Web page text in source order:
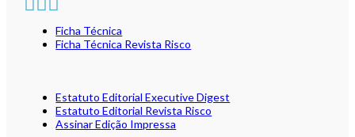
Ficha Técnica
Ficha Técnica Revista Risco
Estatuto Editorial Executive Digest
Estatuto Editorial Revista Risco
Assinar Edição Impressa